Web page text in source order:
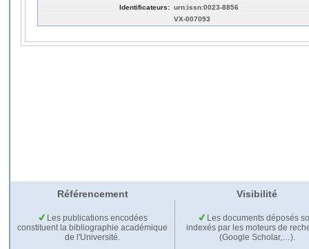
Identificateurs: urn:issn:0023-8856
VX-007093
Référencement Visibilité
Les publications encodées
constituent la bibliographie académique
de l'Université.
Les documents déposés
indexés par les moteurs de
(Google Scholar,…).